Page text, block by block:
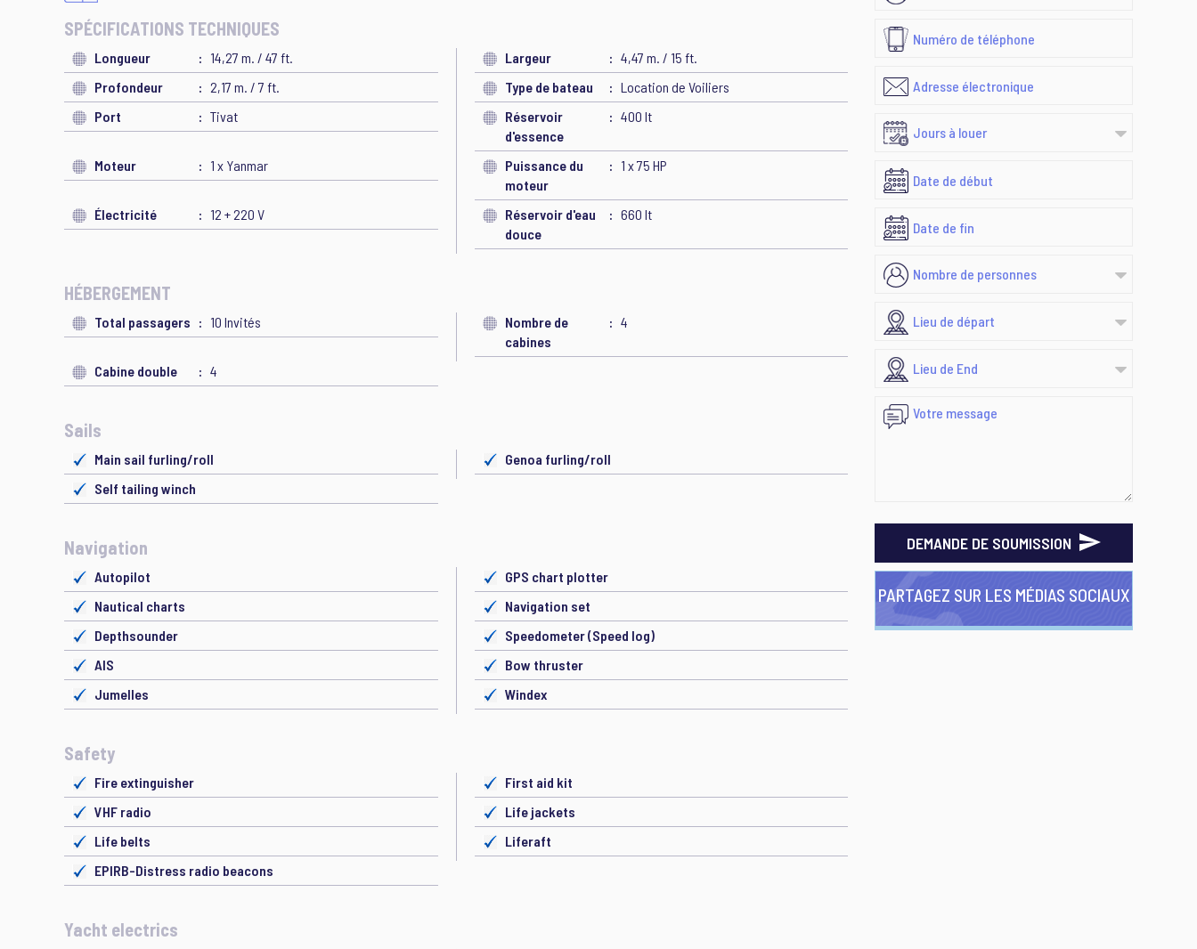
SPÉCIFICATIONS TECHNIQUES
Longueur 14,27 m. / 47 ft. Largeur
4,47 m. / 15 ft.
Profondeur
2,17 m. / 7 ft. Type de bateau
Location de Voiliers
Port
Tivat
Réservoir
d'essence
400 lt
Moteur 1 x Yanmar
Puissance du
moteur
1 x 75 HP
Électricité 12 + 220 V
Réservoir d'eau
douce
660 lt
HÉBERGEMENT
Total passagers 10 Invités
Nombre de
cabines
4
Cabine double 4
Sails
Main sail furling/roll
Genoa furling/roll
Self tailing winch
Navigation
Autopilot
GPS chart plotter
Nautical charts
Navigation set
Depthsounder
Speedometer (Speed log)
AIS
Bow thruster
Jumelles
Windex
Safety
Fire extinguisher
First aid kit
VHF radio
Life jackets
Life belts
Liferaft
EPIRB-Distress radio beacons
Yacht electrics
DEMANDE DE SOUMISSION
PARTAGEZ SUR LES MÉDIAS SOCIAUX